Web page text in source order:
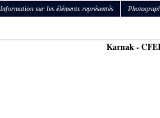
Information sur les éléments représentés